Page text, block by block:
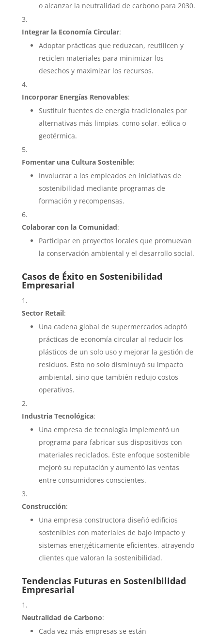
o alcanzar la neutralidad de carbono para 2030.
Integrar la Economía Circular:
Adoptar prácticas que reduzcan, reutilicen y
reciclen materiales para minimizar los
desechos y maximizar los recursos.
Incorporar Energías Renovables:
Sustituir fuentes de energía tradicionales por
alternativas más limpias, como solar, eólica o
geotérmica.
Fomentar una Cultura Sostenible:
Involucrar a los empleados en iniciativas de
sostenibilidad mediante programas de
formación y recompensas.
Colaborar con la Comunidad:
Participar en proyectos locales que promuevan
la conservación ambiental y el desarrollo social.
Casos de Éxito en Sostenibilidad
Empresarial
Sector Retail:
Una cadena global de supermercados adoptó
prácticas de economía circular al reducir los
plásticos de un solo uso y mejorar la gestión de
residuos. Esto no solo disminuyó su impacto
ambiental, sino que también redujo costos
operativos.
Industria Tecnológica:
Una empresa de tecnología implementó un
programa para fabricar sus dispositivos con
materiales reciclados. Este enfoque sostenible
mejoró su reputación y aumentó las ventas
entre consumidores conscientes.
Construcción:
Una empresa constructora diseñó edificios
sostenibles con materiales de bajo impacto y
sistemas energéticamente eficientes, atrayendo
clientes que valoran la sostenibilidad.
Tendencias Futuras en Sostenibilidad
Empresarial
Neutralidad de Carbono:
Cada vez más empresas se están